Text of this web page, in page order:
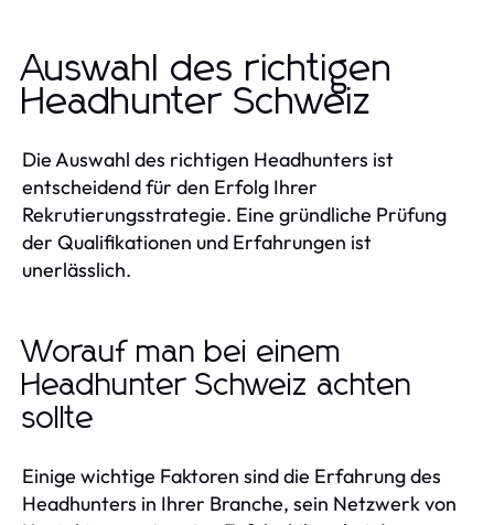
Auswahl des richtigen
Headhunter Schweiz
Die Auswahl des richtigen Headhunters ist
entscheidend für den Erfolg Ihrer
Rekrutierungsstrategie. Eine gründliche Prüfung
der Qualifikationen und Erfahrungen ist
unerlässlich.
Worauf man bei einem
Headhunter Schweiz achten
sollte
Einige wichtige Faktoren sind die Erfahrung des
Headhunters in Ihrer Branche, sein Netzwerk von